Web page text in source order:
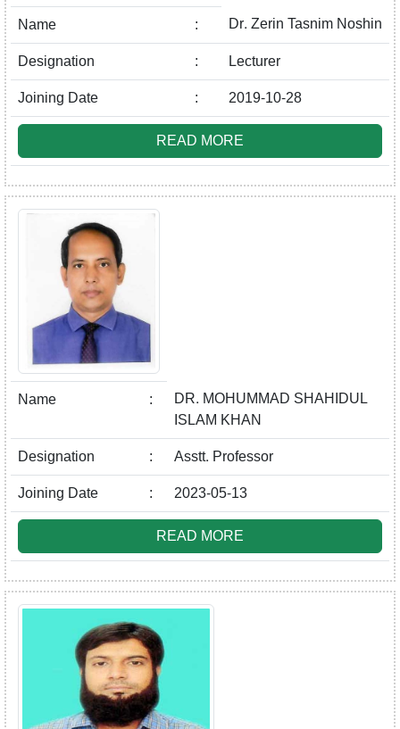
Name : Dr. Zerin Tasnim Noshin
Designation : Lecturer
Joining Date : 2019-10-28
READ MORE
Name :
DR. MOHUMMAD SHAHIDUL
ISLAM KHAN
Designation : Asstt. Professor
Joining Date : 2023-05-13
READ MORE